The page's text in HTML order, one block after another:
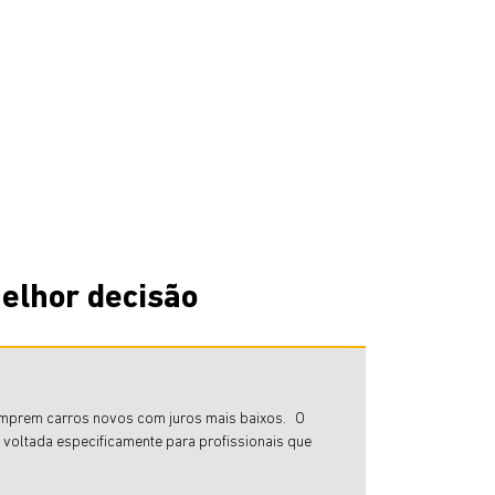
decisão
carros novos com juros mais baixos. O
especificamente para profissionais que